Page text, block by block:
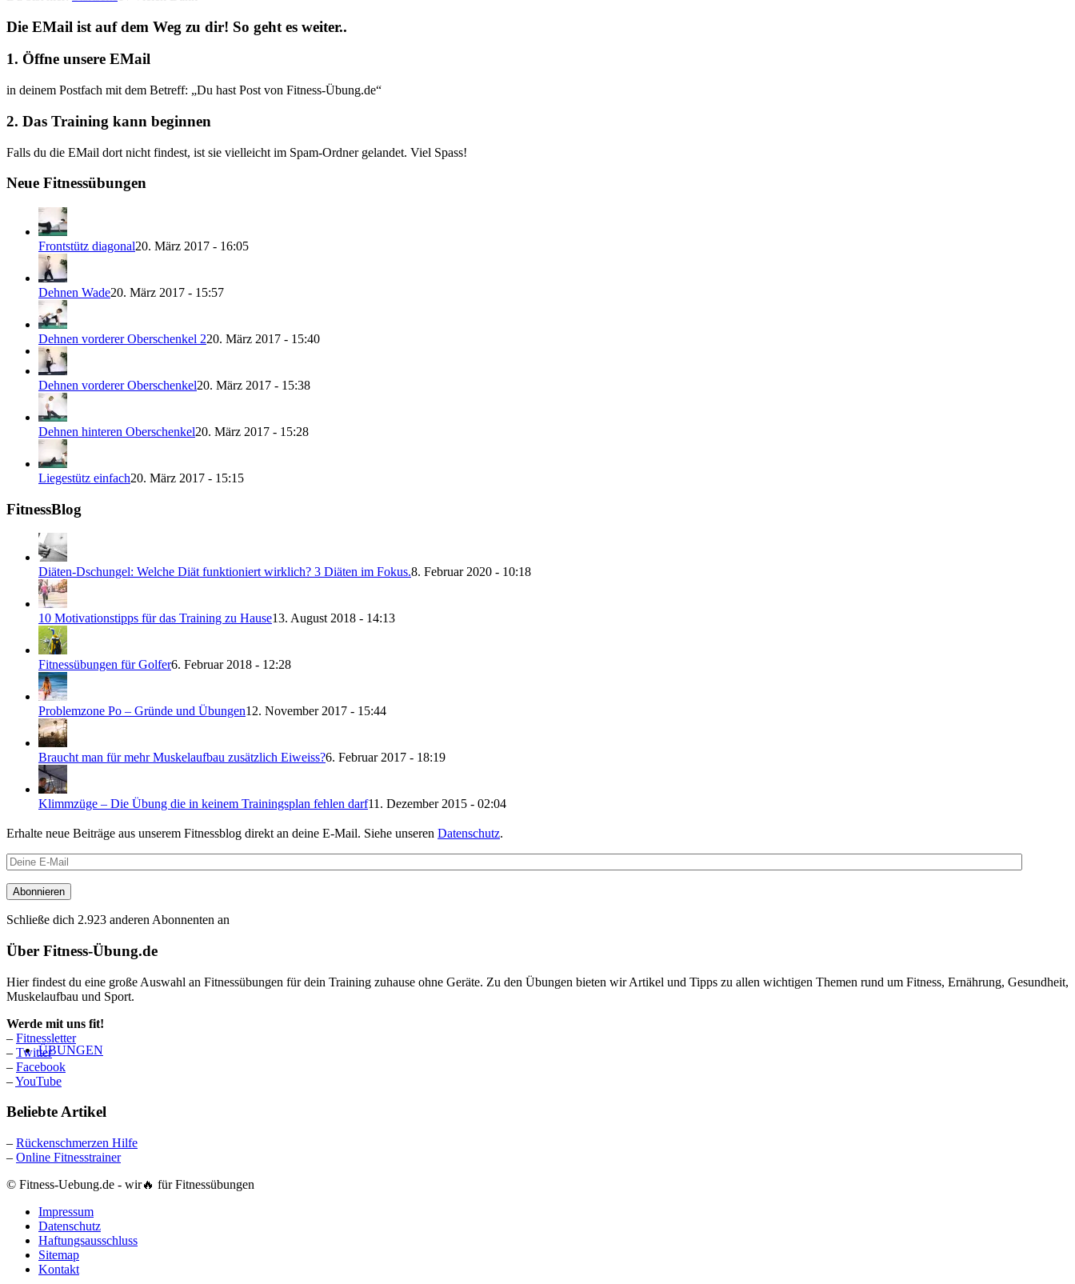
⌂
ÜBUNGEN
Die EMail ist auf dem Weg zu dir! So geht es weiter..
1. Öffne unsere EMail
in deinem Postfach mit dem Betreff: „Du hast Post von Fitness-Übung.de“
2. Das Training kann beginnen
Falls du die EMail dort nicht findest, ist sie vielleicht im Spam-Ordner gelandet. Viel Spass!
Neue Fitnessübungen
Frontstütz diagonal20. März 2017 - 16:05
Dehnen Wade20. März 2017 - 15:57
Dehnen vorderer Oberschenkel 220. März 2017 - 15:40
Dehnen vorderer Oberschenkel20. März 2017 - 15:38
Dehnen hinteren Oberschenkel20. März 2017 - 15:28
Liegestütz einfach20. März 2017 - 15:15
FitnessBlog
Diäten-Dschungel: Welche Diät funktioniert wirklich? 3 Diäten im Fokus.8. Februar 2020 - 10:18
10 Motivationstipps für das Training zu Hause13. August 2018 - 14:13
Fitnessübungen für Golfer6. Februar 2018 - 12:28
Problemzone Po – Gründe und Übungen12. November 2017 - 15:44
Braucht man für mehr Muskelaufbau zusätzlich Eiweiss?6. Februar 2017 - 18:19
Klimmzüge – Die Übung die in keinem Trainingsplan fehlen darf11. Dezember 2015 - 02:04
Erhalte neue Beiträge aus unserem Fitnessblog direkt an deine E-Mail. Siehe unseren Datenschutz.
Deine
E-
Mail
Abonnieren
Schließe dich 2.923 anderen Abonnenten an
Über Fitness-Übung.de
Hier findest du eine große Auswahl an Fitnessübungen für dein Training zuhause ohne Geräte. Zu den Übungen bieten wir Artikel und Tipps zu allen wichtigen Themen rund um Fitness, Ernährung, Gesundheit,
Muskelaufbau und Sport.
Werde mit uns fit!
– Fitnessletter
– Twitter
– Facebook
–YouTube
Beliebte Artikel
– Rückenschmerzen Hilfe
– Online Fitnesstrainer
© Fitness-Uebung.de - wir🔥 für Fitnessübungen
Impressum
Datenschutz
Haftungsausschluss
Sitemap
Kontakt